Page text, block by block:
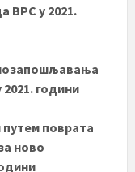
ВРС у 2021.
години
поврата
нoво